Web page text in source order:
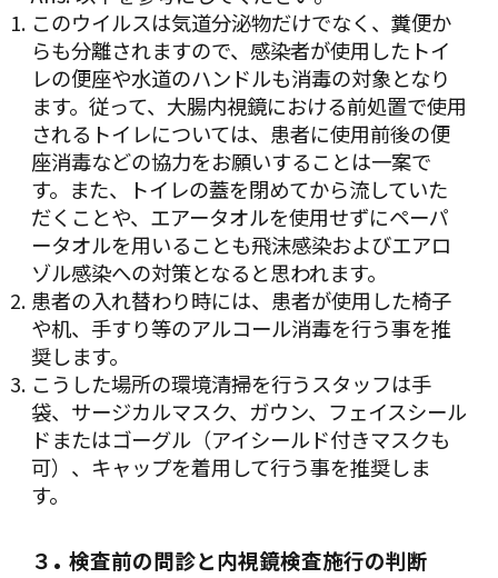
このウイルスは気道分泌物だけでなく、糞便か
らも分離されますので、感染者が使⽤したトイ
レの便座や⽔道のハンドルも消毒の対象となり
ます。従って、大腸内視鏡における前処置で使用
されるトイレについては、患者に使用前後の便
座消毒などの協力をお願いすることは一案で
す。また、トイレの蓋を閉めてから流していた
だくことや、エアータオルを使用せずにペーパ
ータオルを用いることも飛沫感染およびエアロ
ゾル感染への対策となると思われます。
患者の入れ替わり時には、患者が使用した椅子
や机、手すり等のアルコール消毒を行う事を推
奨します。
こうした場所の環境清掃を行うスタッフは⼿
袋、サージカルマスク、ガウン、フェイスシール
ドまたはゴーグル（アイシールド付きマスクも
可）、キャップを着⽤して行う事を推奨しま
す。
３ . 検査前の問診と内視鏡検査施行の判断